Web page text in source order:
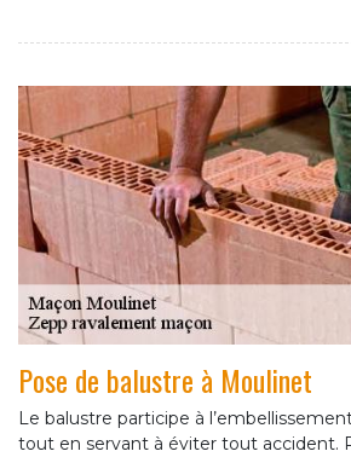
Pose de balustre à Moulinet
Le balustre participe à
tout en servant à éviter tout accident.